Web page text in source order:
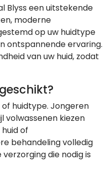
Blyss een uitstekende
moderne
op uw huidtype
ontspannende ervaring.
van uw huid, zodat
huidtype. Jongeren
volwassenen kiezen
of
behandeling volledig
die nodig is